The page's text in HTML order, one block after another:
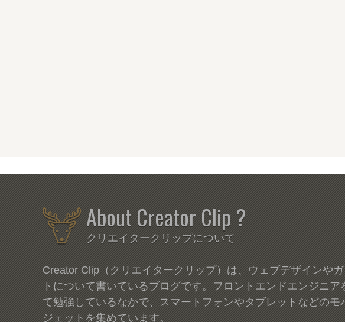
About Creator Clip ?
クリエイタークリップについて
Creator Clip（クリエイタークリップ）は、ウェブデザインやガ
トについて書いているブログです。フロントエンドエンジニア
て勉強しているなかで、スマートフォンやタブレットなどのモ
ジェットを集めています。